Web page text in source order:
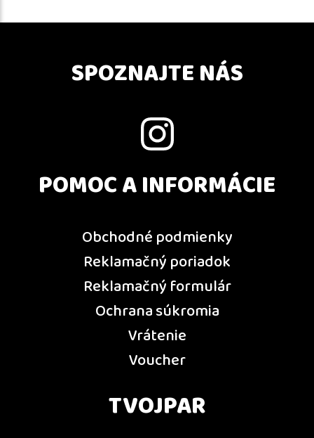
SPOZNAJTE NÁS
POMOC A INFORMÁCIE
Obchodné podmienky
Reklamačný poriadok
Reklamačný formulár
Ochrana súkromia
Vrátenie
Voucher
TVOJPAR